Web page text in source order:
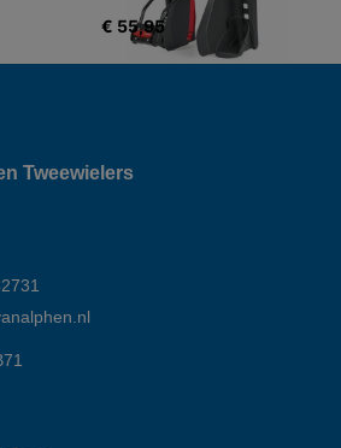
€ 55,95
Tweewielers